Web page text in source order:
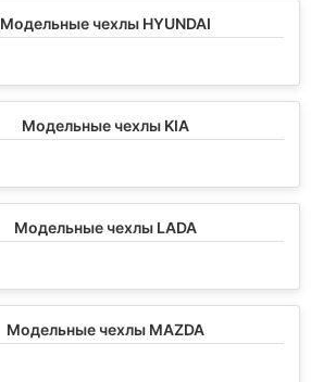
Модельные чехлы HYUNDAI
Модельные чехлы KIA
Модельные чехлы LADA
Модельные чехлы MAZDA